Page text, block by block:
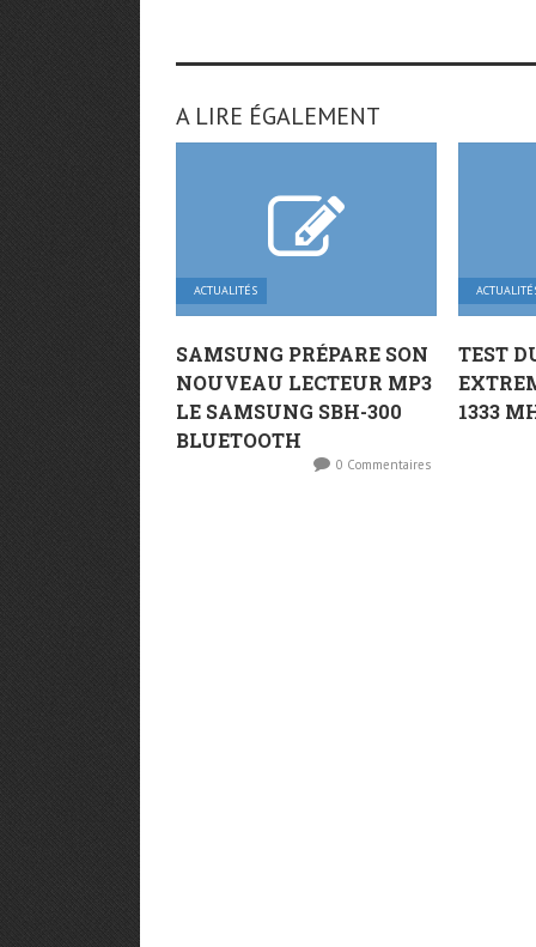
A LIRE ÉGALEMENT
ACTUALITÉS
SAMSUNG PRÉPARE SON
NOUVEAU LECTEUR MP3
LE SAMSUNG SBH-300
BLUETOOTH
0 Commentaires
TEST
1333